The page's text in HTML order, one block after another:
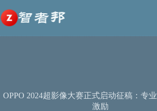
至
内
容
OPPO 2024超影像大赛正式启动征稿：专
激励